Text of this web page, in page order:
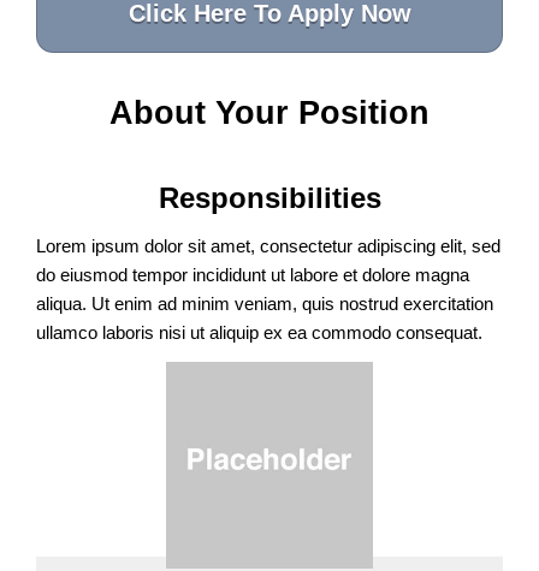
Click Here To Apply Now
About Your Position
Responsibilities
Lorem ipsum dolor sit amet, consectetur adipiscing elit, sed
do eiusmod tempor incididunt ut labore et dolore magna
aliqua. Ut enim ad minim veniam, quis nostrud exercitation
ullamco laboris nisi ut aliquip ex ea commodo consequat.